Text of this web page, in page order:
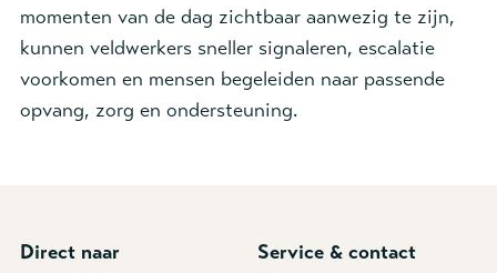
momenten van de dag zichtbaar aanwezig te zijn,
kunnen veldwerkers sneller signaleren, escalatie
voorkomen en mensen begeleiden naar passende
opvang, zorg en ondersteuning.
Direct naar
Service & contact